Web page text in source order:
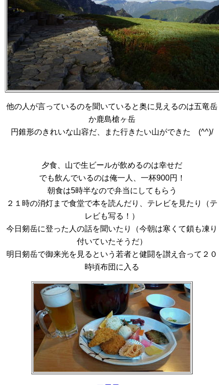
他の人が言っているのを聞いていると奥に見えるのは五竜岳
か鹿島槍ヶ岳
円錐形のきれいな山容だ、また行きたい山ができた (^^)/
夕食、山で生ビールが飲めるのは幸せだ
でも飲んでいるのは俺一人、一杯900円！
朝食は5時半なので弁当にしてもらう
２１時の消灯まで食堂で本を読んだり、テレビを見たり（テ
レビも写る！）
今日剱岳に登った人の話を聞いたり（今朝は寒くて鎖も凍り
付いていたそうだ）
明日剱岳で御来光を見るという若者と健闘を讃え合って２０
時頃布団に入る